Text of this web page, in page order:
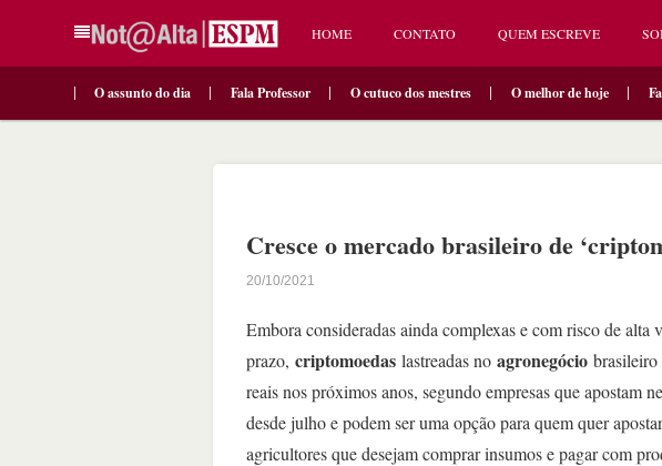
HOME CONTATO QUEM ESCREVE
O assunto do dia Fala Professor O cutuco dos mestres O melhor de hoje
Cresce o mercado brasileiro de
20/10/2021
Embora consideradas ainda complexas e com risco de
prazo, criptomoedas lastreadas no agronegócio brasileiro
reais nos próximos anos, segundo empresas que apostam
desde julho e podem ser uma opção para quem quer
agricultores que desejam comprar insumos e pagar com